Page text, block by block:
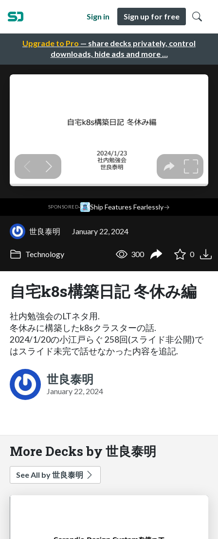
Upgrade to Pro — share decks privately, control
downloads, hide ads and more …
Sign in Sign up for free
SPONSORED· Ship Features Fearlessly→
世良泰明 January 22, 2024
Technology 300 0
自宅k8s構築日記 冬休み編
社内勉強会のLTネタ用.
冬休みに構築したk8sクラスターの話.
2024/1/20の小江戸らぐ 258回(スライド非公開)で
はスライド未完で話せなかった内容を追記.
世良泰明
January 22, 2024
More Decks by 世良泰明
See All by 世良泰明